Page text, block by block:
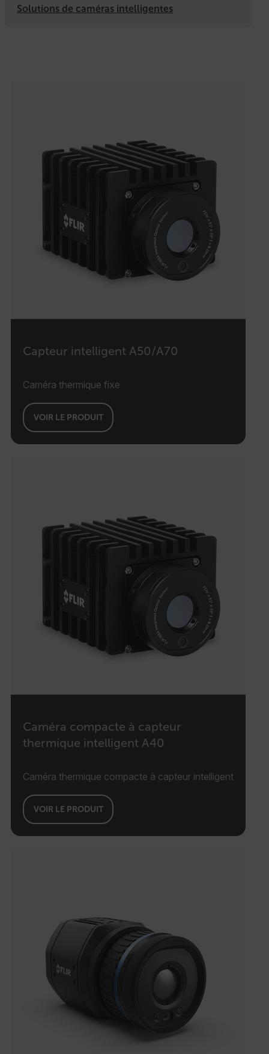
Solutions de caméras intelligentes
Capteur intelligent A50/A70
Caméra thermique fixe
VOIR LE PRODUIT
Caméra compacte à capteur
thermique intelligent A40
Caméra thermique compacte à capteur intelligent
VOIR LE PRODUIT